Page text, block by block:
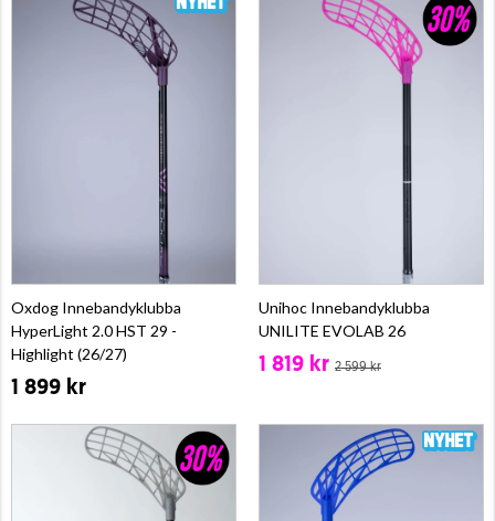
Oxdog Innebandyklubba
HyperLight 2.0 HST 29 -
Highlight (26/27)
1 899 kr
Unihoc Innebandyklubba
UNILITE EVOLAB 26
1 819 kr 2 599 kr